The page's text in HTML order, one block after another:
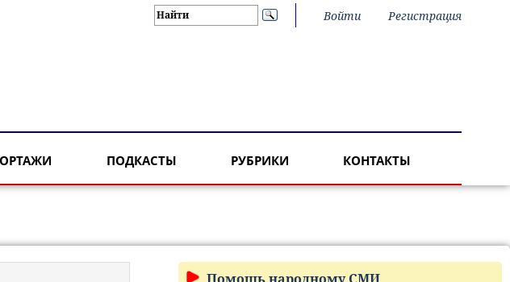
Войти Регистрация
ПОДКАСТЫ РУБРИКИ КОНТАКТЫ